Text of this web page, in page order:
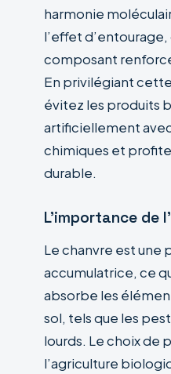
harmonie
l’effet d’entourage,
composant
En privilégiant
évitez les produits
artificiellement
chimiques et
durable.
L’importance de
Le chanvre est une
accumulatrice, ce
absorbe les
sol, tels que les
lourds. Le choix de
l’agriculture